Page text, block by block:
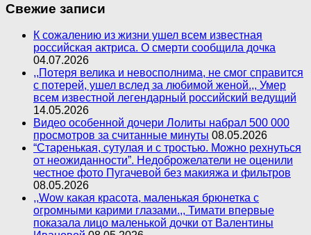
Свежие записи
К сожалению из жизни ушел всем известная
российская актриса. О смерти сообщила дочка
04.07.2026
,,Потеря велика и невосполнима, не смог справится
с потерей, ушел вслед за любимой женой.,, Умер
всем известной легендарный российский ведущий
14.05.2026
Видео особенной дочери Лолиты набрал 500 000
просмотров за считанные минуты 08.05.2026
“Старенькая, сутулая и с тростью. Можно рехнуться
от неожиданности”. Недоброжелатели не оценили
честное фото Пугачевой без макияжа и фильтров
08.05.2026
,,Wow какая красота, маленькая брюнетка с
огромными карими глазами.,, Тимати впервые
показала лицо маленькой дочки от Валентины